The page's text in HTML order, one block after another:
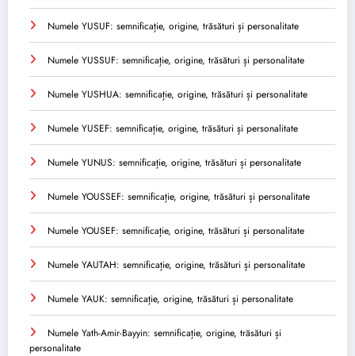
Numele YUSUF: semnificație, origine, trăsături și personalitate
Numele YUSSUF: semnificație, origine, trăsături și personalitate
Numele YUSHUA: semnificație, origine, trăsături și personalitate
Numele YUSEF: semnificație, origine, trăsături și personalitate
Numele YUNUS: semnificație, origine, trăsături și personalitate
Numele YOUSSEF: semnificație, origine, trăsături și personalitate
Numele YOUSEF: semnificație, origine, trăsături și personalitate
Numele YAUTAH: semnificație, origine, trăsături și personalitate
Numele YAUK: semnificație, origine, trăsături și personalitate
Numele Yath-Amir-Bayyin: semnificație, origine, trăsături și
personalitate